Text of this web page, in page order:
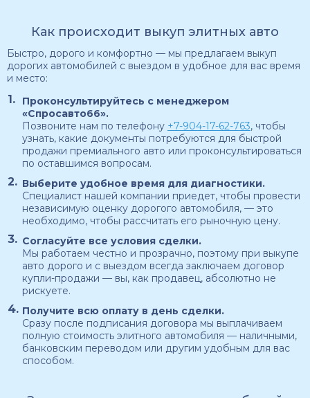
Как происходит выкуп элитных авто
Быстро, дорого и комфортно — мы предлагаем выкуп
дорогих автомобилей с выездом в удобное для вас время
и место:
Проконсультируйтесь с менеджером
«Спросавто66».
Позвоните нам по телефону +7-904-17-62-763, чтобы
узнать, какие документы потребуются для быстрой
продажи премиального авто или проконсультироваться
по оставшимся вопросам.
Выберите удобное время для диагностики.
Специалист нашей компании приедет, чтобы провести
независимую оценку дорогого автомобиля, — это
необходимо, чтобы рассчитать его рыночную цену.
Согласуйте все условия сделки.
Мы работаем честно и прозрачно, поэтому при выкупе
авто дорого и с выездом всегда заключаем договор
купли-продажи — вы, как продавец, абсолютно не
рискуете.
Получите всю оплату в день сделки.
Сразу после подписания договора мы выплачиваем
полную стоимость элитного автомобиля — наличными,
банковским переводом или другим удобным для вас
способом.